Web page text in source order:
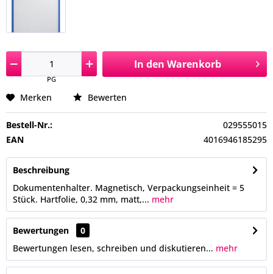
PG
In den Warenkorb
Merken Bewerten
Bestell-Nr.:
029555015
EAN
4016946185295
Beschreibung
Dokumentenhalter. Magnetisch, Verpackungseinheit = 5
Stück. Hartfolie, 0,32 mm, matt,... mehr
Bewertungen
0
Bewertungen lesen, schreiben und diskutieren... mehr